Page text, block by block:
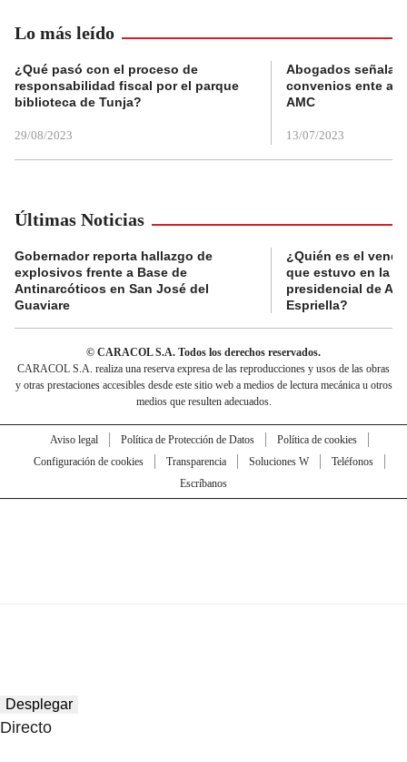
Lo más leído
¿Qué pasó con el proceso de
responsabilidad fiscal por el parque
biblioteca de Tunja?
29/08/2023
Abogados
convenios ente
AMC
13/07/2023
Últimas Noticias
Gobernador reporta hallazgo de
explosivos frente a Base de
Antinarcóticos en San José del
Guaviare
¿Quién es el
que estuvo en la
presidencial de
Espriella?
© CARACOL S.A. Todos los derechos reservados.
CARACOL S.A. realiza una reserva expresa de las reproducciones y usos de las obras
y otras prestaciones accesibles desde este sitio web a medios de lectura mecánica u otros
medios que resulten adecuados.
Aviso legal Política de Protección de Datos
Política de cookies
Configuración de cookies
Transparencia Soluciones W
Teléfonos
Escríbanos
Desplegar
Directo